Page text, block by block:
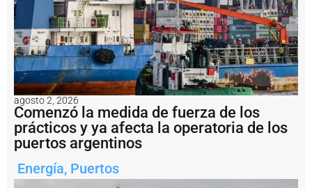
e
n
t
e
e
n
s
a
li
d
d
e
agosto 2, 2026
Comenzó la medida de fuerza de los
prácticos y ya afecta la operatoria de los
puertos argentinos
Energía, Puertos